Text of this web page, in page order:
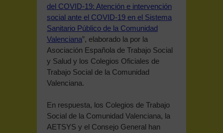
del COVID-19: Atención e intervención
social ante el COVID-19 en el Sistema
Sanitario Público de la Comunidad
Valenciana”, elaborado la por la
Asociación Española de Trabajo Social
y Salud y los Colegios Oficiales de
Trabajo Social de la Comunidad
Valenciana.
En respuesta, los Colegios de Trabajo
Social de la Comunidad Valenciana, la
AETSYS y el Consejo General han